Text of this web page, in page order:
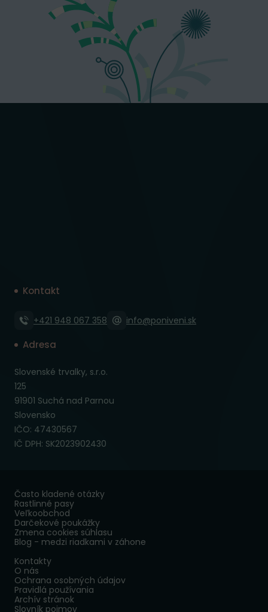
Kontakt
+421 948 067 358 info@poniveni.sk
Adresa
Slovenské trvalky, s.r.o.
125
91901 Suchá nad Parnou
Slovensko
IČO: 47430567
IČ DPH: SK2023902430
Často kladené otázky
Rastlinné pasy
Veľkoobchod
Darčekové poukážky
Zmena cookies súhlasu
Blog - medzi riadkami v záhone
Kontakty
O nás
Ochrana osobných údajov
Pravidlá používania
Archív stránok
Slovník pojmov